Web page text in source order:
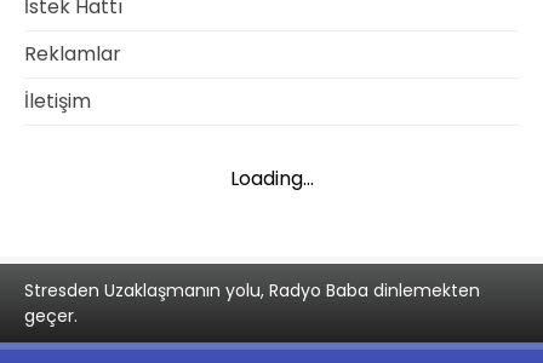
İstek Hattı
Reklamlar
İletişim
Loading...
Stresden Uzaklaşmanın yolu, Radyo Baba dinlemekten
geçer.